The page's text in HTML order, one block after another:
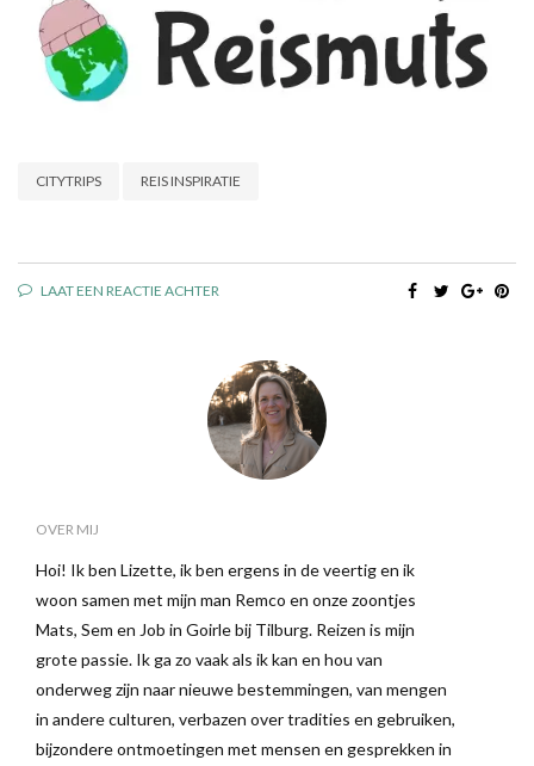
CITYTRIPS REIS INSPIRATIE
LAAT EEN REACTIE ACHTER
OVER MIJ
Hoi! Ik ben Lizette, ik ben ergens in de veertig en ik
woon samen met mijn man Remco en onze zoontjes
Mats, Sem en Job in Goirle bij Tilburg. Reizen is mijn
grote passie. Ik ga zo vaak als ik kan en hou van
onderweg zijn naar nieuwe bestemmingen, van mengen
in andere culturen, verbazen over tradities en gebruiken,
bijzondere ontmoetingen met mensen en gesprekken in